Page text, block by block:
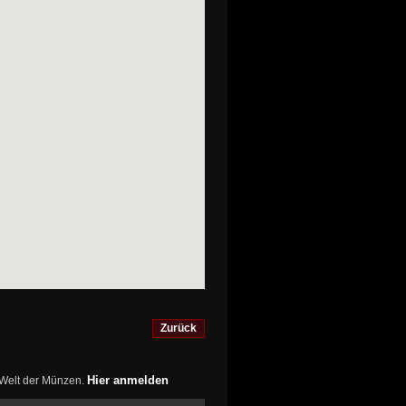
Zurück
der Münzen. Hier anmelden